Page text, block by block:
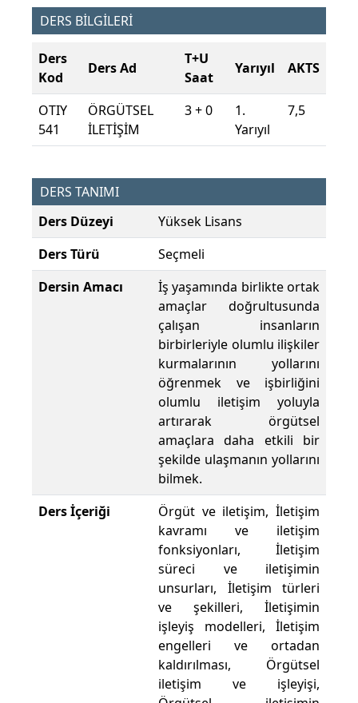
DERS BİLGİLERİ
Ders
Kod
Ders Ad
T+U
Saat
Yarıyıl AKTS
OTIY
541
ÖRGÜTSEL
İLETİŞİM
3 + 0
1.
Yarıyıl
7,5
DERS TANIMI
Ders Düzeyi
Yüksek Lisans
Ders Türü
Seçmeli
Dersin Amacı
İş yaşamında birlikte ortak
amaçlar doğrultusunda
çalışan insanların
birbirleriyle olumlu ilişkiler
kurmalarının yollarını
öğrenmek ve işbirliğini
olumlu iletişim yoluyla
artırarak örgütsel
amaçlara daha etkili bir
şekilde ulaşmanın yollarını
bilmek.
Ders İçeriği
Örgüt ve iletişim, İletişim
kavramı ve iletişim
fonksiyonları, İletişim
süreci ve iletişimin
unsurları, İletişim türleri
ve şekilleri, İletişimin
işleyiş modelleri, İletişim
engelleri ve ortadan
kaldırılması, Örgütsel
iletişim ve işleyişi,